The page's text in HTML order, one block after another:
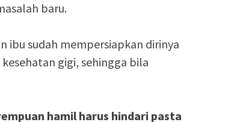
baru.
ibu sudah mempersiapkan dirinya
gigi, sehingga bila
hamil harus hindari pasta